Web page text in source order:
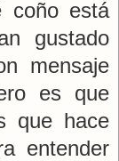
coño está
gustado
mensaje
es que
que hace
entender